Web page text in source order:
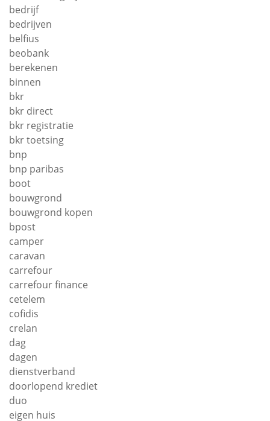
bedrijf
bedrijven
belfius
beobank
berekenen
binnen
bkr
bkr direct
bkr registratie
bkr toetsing
bnp
bnp paribas
boot
bouwgrond
bouwgrond kopen
bpost
camper
caravan
carrefour
carrefour finance
cetelem
cofidis
crelan
dag
dagen
dienstverband
doorlopend krediet
duo
eigen huis